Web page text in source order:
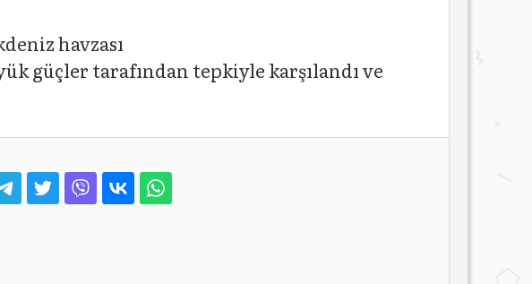
havzası
güçler tarafından tepkiyle karşılandı ve